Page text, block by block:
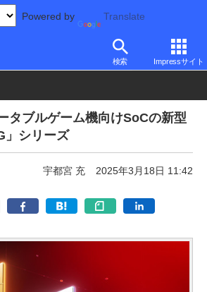
Powered by Translate
検索 Impressサイト
機器 Qualcomm
タブルゲーム機向けSoCの新型
」シリーズ
宇都宮 充 2025年3月18日 11:42